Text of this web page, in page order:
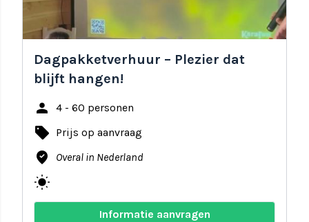
Dagpakketverhuur – Plezier dat
blijft hangen!
person 4 - 60 personen
local_offer Prijs op aanvraag
where_to_vote Overal in Nederland
wb_sunny
Informatie aanvragen